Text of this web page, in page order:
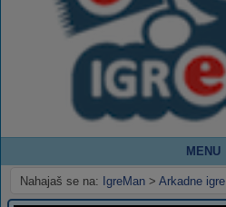
MENU
Nahajaš se na: IgreMan > Arkadne igre